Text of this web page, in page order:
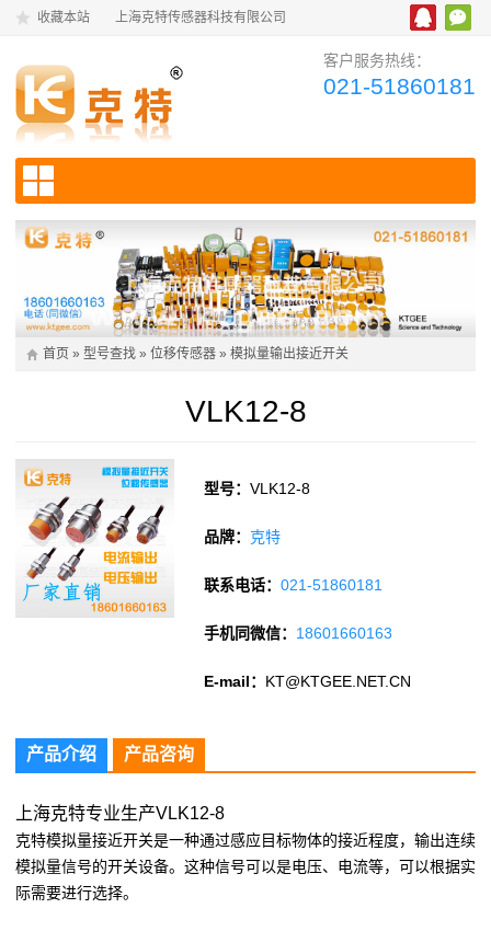
收藏本站 上海克特传感器科技有限公司
客户服务热线：
021-51860181
首页 » 型号查找 » 位移传感器 » 模拟量输出接近开关
VLK12-8
型号：VLK12-8
品牌： 克特
联系电话：021-51860181
手机同微信： 18601660163
E-mail： KT@KTGEE.NET.CN
产品介绍 产品咨询
上海克特专业生产VLK12-8
克特模拟量接近开关是一种通过感应目标物体的接近程度，输出连续
模拟量信号的开关设备。这种信号可以是电压、电流等，可以根据实
际需要进行选择。